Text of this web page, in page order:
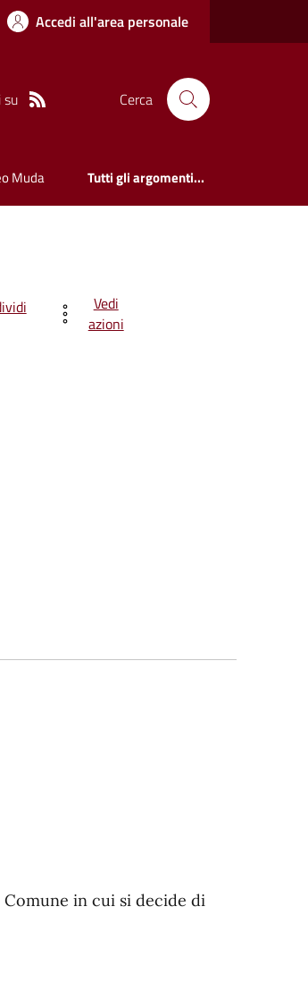
Accedi all'area personale
su Cerca
Muda Tutti gli argomenti...
Vedi
azioni
Comune in cui si decide di